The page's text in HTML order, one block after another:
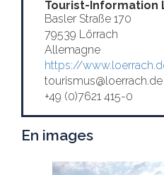
Tourist-Information
Basler Straße 170
79539 Lörrach
Allemagne
https://
tourismus@loerrach.de
+49 (0)7621 415-0
En images